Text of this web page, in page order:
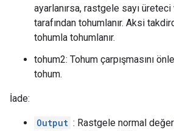
ayarlanırsa, rastgele sayı
tarafından tohumlanır. Aksi
tohumla tohumlanır.
tohum2: Tohum çarpışmasını
tohum.
İade:
Output : Rastgele normal